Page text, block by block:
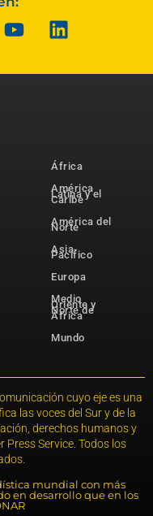
África
América
Latina y el
Caribe
América del
Norte
Asia-
Pacífico
Europa
Medio
Oriente y
Norte de
África
Mundo
cuyo eje es una
las voces del Sur y de la
derechos humanos y
Service. Todos los
mundial con más
en desarrollo que en los